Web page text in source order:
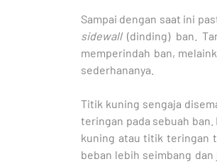
Sampai dengan saat ini
sidewall(dinding) ban.
memperindah ban,
sederhananya.
Titik kuning sengaja
teringan pada sebuah
kuning atau titik teringan
beban lebih seimbang